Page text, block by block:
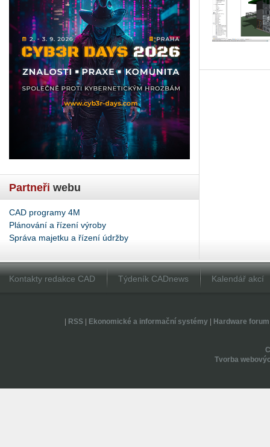
Partneři webu
CAD programy 4M
Plánování a řízení výroby
Správa majetku a řízení údržby
Kontakty redakce CAD Týdeník CADnews Kalendář akcí
RSS| Ekonomické a informační systémy| Hardware forum
Tvorba